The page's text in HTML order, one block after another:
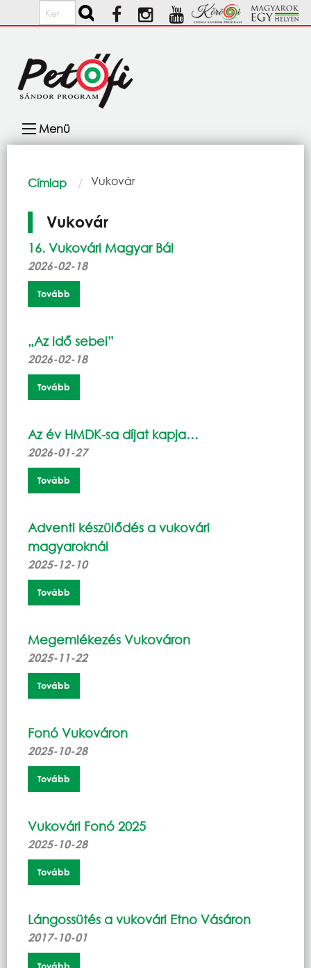
Ugrás a tartalomra
Keresés
navigáció
Menü
Morzsa
Címlap Current:
Vukovár
Vukovár
16. Vukovári Magyar Bál
2026-02-18
Tovább
„Az idő sebei”
2026-02-18
Tovább
Az év HMDK-sa díjat kapja…
2026-01-27
Tovább
Adventi készülődés a vukovári
magyaroknál
2025-12-10
Tovább
Megemlékezés Vukováron
2025-11-22
Tovább
Fonó Vukováron
2025-10-28
Tovább
Vukovári Fonó 2025
2025-10-28
Tovább
Lángossütés a vukovári Etno Vásáron
2017-10-01
Tovább